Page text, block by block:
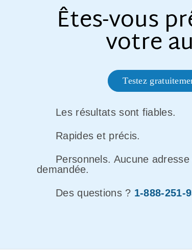
Êtes-vous
votre
Testez
Les résultats sont fiables.
Rapides et précis.
Personnels. Aucune
demandée.
Des questions ? 1-888-251-